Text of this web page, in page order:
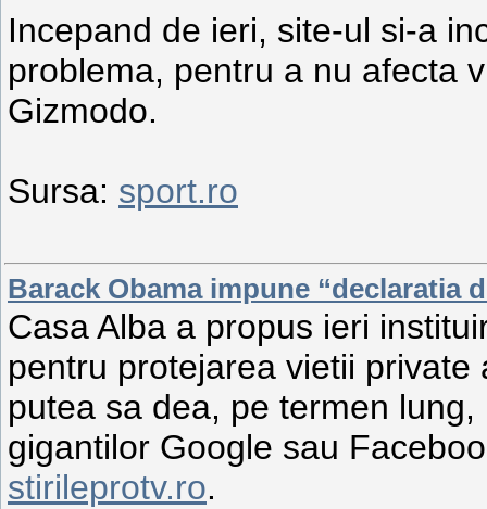
Incepand de ieri, site-ul si-a
problema, pentru a nu afecta
Gizmodo.
Sursa: sport.ro
Barack Obama impune “declaratia
Casa Alba a propus ieri
pentru protejarea vietii
putea sa dea, pe termen
gigantilor Google sau
stirileprotv.ro.